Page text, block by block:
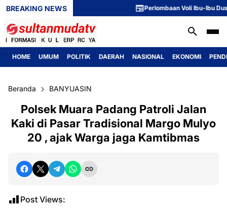
BREAKING NEWS Perlombaan Voli Ibu-Ibu Dusun
HOME UMUM POLITIK DAERAH NASIONAL EKONOMI
Beranda BANYUASIN
Polsek Muara Padang Patroli Jalan
Kaki di Pasar Tradisional Margo Mulyo
20 , ajak Warga jaga Kamtibmas
Post Views: